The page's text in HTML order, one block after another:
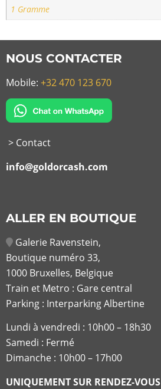
1 Gramme
NOUS CONTACTER
Mobile: +32 470 123 670
> Contact
info@goldorcash.com
ALLER EN BOUTIQUE
Galerie Ravenstein,
Boutique numéro 33,
1000 Bruxelles, Belgique
Train et Metro : Gare central
Parking : Interparking Albertine
Lundi à vendredi : 10h00 – 18h30
Samedi : Fermé
Dimanche : 10h00 – 17h00
UNIQUEMENT SUR RENDEZ-VOUS